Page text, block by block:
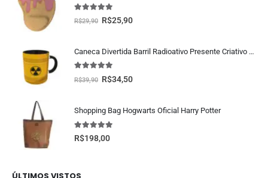
fora de 5
R$29,90 R$25,90
Caneca Divertida Barril Radioativo Presente Criativo Geek
fora de 5
R$39,90 R$34,50
Shopping Bag Hogwarts Oficial Harry Potter
5.00 fora de 5
R$198,00